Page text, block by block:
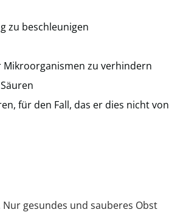
zu beschleunigen
zu verhindern
für den Fall, das er dies nicht von
gesundes und sauberes Obst